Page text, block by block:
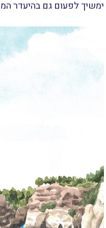
ימשיך לפעום גם בהיעדר